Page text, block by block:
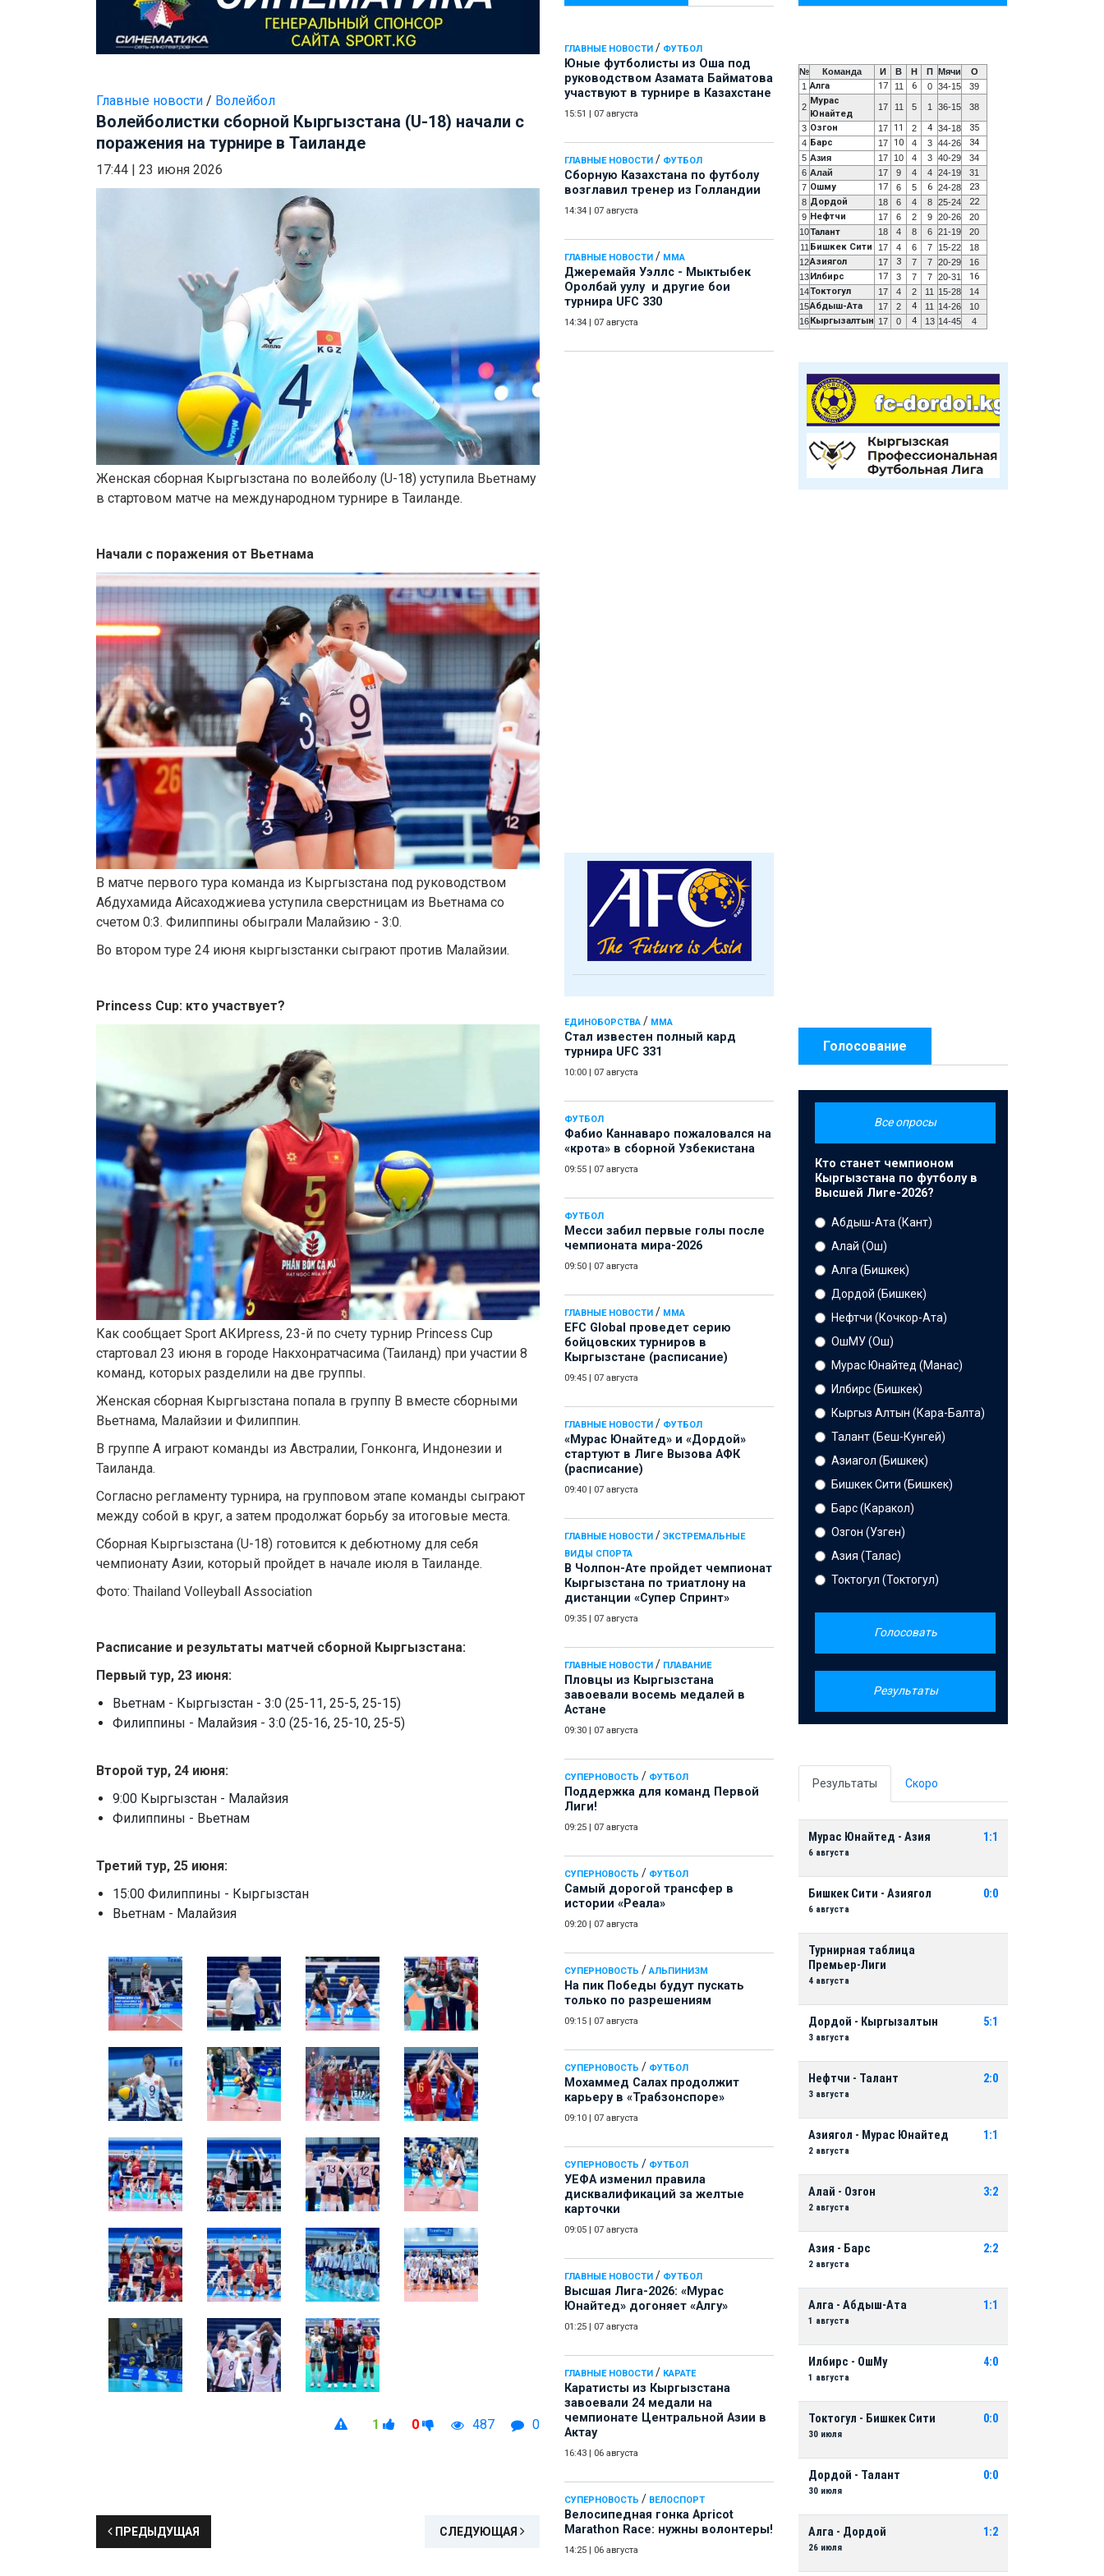
ГЛАВНЫЕ НОВОСТИ / ФУТБОЛ
Юные футболисты из Оша под
руководством Азамата Байматова
участвуют в турнире в Казахстане
15:51 07 августа
ГЛАВНЫЕ НОВОСТИ / ФУТБОЛ
Сборную Казахстана по футболу
возглавил тренер из Голландии
14:34 07 августа
ГЛАВНЫЕ НОВОСТИ / ММА
Джеремайя Уэллс - Мыктыбек
Оролбай уулу и другие бои
турнира UFC 330
14:34 07 августа
ЕДИНОБОРСТВА / ММА
Стал известен полный кард
турнира UFC 331
10:00 07 августа
ФУТБОЛ
Фабио Каннаваро пожаловался на
«крота» в сборной Узбекистана
09:55 07 августа
ФУТБОЛ
Месси забил первые голы после
чемпионата мира-2026
09:50 07 августа
ГЛАВНЫЕ НОВОСТИ / ММА
EFC Global проведет серию
бойцовских турниров в
Кыргызстане (расписание)
09:45 07 августа
ГЛАВНЫЕ НОВОСТИ / ФУТБОЛ
«Мурас Юнайтед» и «Дордой»
стартуют в Лиге Вызова АФК
(расписание)
09:40 07 августа
ГЛАВНЫЕ НОВОСТИ / ЭКСТРЕМАЛЬНЫЕ
ВИДЫ СПОРТА
В Чолпон-Ате пройдет чемпионат
Кыргызстана по триатлону на
дистанции «Супер Спринт»
09:35 07 августа
ГЛАВНЫЕ НОВОСТИ / ПЛАВАНИЕ
Пловцы из Кыргызстана
завоевали восемь медалей в
Астане
09:30 07 августа
СУПЕРНОВОСТЬ / ФУТБОЛ
Поддержка для команд Первой
Лиги!
09:25 07 августа
СУПЕРНОВОСТЬ / ФУТБОЛ
Самый дорогой трансфер в
истории «Реала»
09:20 07 августа
СУПЕРНОВОСТЬ / АЛЬПИНИЗМ
На пик Победы будут пускать
только по разрешениям
09:15 07 августа
СУПЕРНОВОСТЬ / ФУТБОЛ
Мохаммед Салах продолжит
карьеру в «Трабзонспоре»
09:10 07 августа
СУПЕРНОВОСТЬ / ФУТБОЛ
УЕФА изменил правила
дисквалификаций за желтые
карточки
09:05 07 августа
ГЛАВНЫЕ НОВОСТИ / ФУТБОЛ
Высшая Лига-2026: «Мурас
Юнайтед» догоняет «Алгу»
01:25 07 августа
ГЛАВНЫЕ НОВОСТИ / КАРАТЕ
Каратисты из Кыргызстана
завоевали 24 медали на
чемпионате Центральной Азии в
Актау
16:43 06 августа
СУПЕРНОВОСТЬ / ВЕЛОСПОРТ
Велосипедная гонка Apricot
Marathon Race: нужны волонтеры!
14:25 06 августа
Главные новости / Волейбол
Волейболистки сборной Кыргызстана (U-18) начали с
поражения на турнире в Таиланде
17:44 23 июня 2026
Женская сборная Кыргызстана по волейболу (U-18) уступила Вьетнаму
в стартовом матче на международном турнире в Таиланде.
Начали с поражения от Вьетнама
В матче первого тура команда из Кыргызстана под руководством
Абдухамида Айсаходжиева уступила сверстницам из Вьетнама со
счетом 0:3. Филиппины обыграли Малайзию - 3:0.
Во втором туре 24 июня кыргызстанки сыграют против Малайзии.
Princess Cup: кто участвует?
Как сообщает Sport АКИpress, 23-й по счету турнир Princess Cup
стартовал 23 июня в городе Накхонратчасима (Таиланд) при участии 8
команд, которых разделили на две группы.
Женская сборная Кыргызстана попала в группу В вместе сборными
Вьетнама, Малайзии и Филиппин.
В группе А играют команды из Австралии, Гонконга, Индонезии и
Таиланда.
Согласно регламенту турнира, на групповом этапе команды сыграют
между собой в круг, а затем продолжат борьбу за итоговые места.
Сборная Кыргызстана (U-18) готовится к дебютному для себя
чемпионату Азии, который пройдет в начале июля в Таиланде.
Фото: Thailand Volleyball Association
Расписание и результаты матчей сборной Кыргызстана:
Первый тур, 23 июня:
Вьетнам - Кыргызстан - 3:0 (25-11, 25-5, 25-15)
Филиппины - Малайзия - 3:0 (25-16, 25-10, 25-5)
Второй тур, 24 июня:
9:00 Кыргызстан - Малайзия
Филиппины - Вьетнам
Третий тур, 25 июня:
15:00 Филиппины - Кыргызстан
Вьетнам - Малайзия
1 0 487 0
ПРЕДЫДУЩАЯ СЛЕДУЮЩАЯ
№ Команда И В Н П Мячи
О
1 Алга 17 11 6 0 34-15 39
2
Мурас
Юнайтед
17 11 5 1 36-15 38
3 Озгон 17 11 2 4 34-18 35
4 Барс 17 10 4 3 44-26 34
5 Азия 17 10 4 3 40-29
34
6 Алай 17 9 4 4 24-19
31
7 Ошму 17 6 5 6 24-28 23
8 Дордой 18 6 4 8 25-24 22
9 Нефтчи 17 6 2 9 20-26
20
10Талант 18 4 8 6 21-19
20
11 Бишкек Сити 17 4 6 7 15-22
18
12Азиягол 17 3 7 7 20-29
16
13 Илбирс 17 3 7 7 20-31 16
14Токтогул 17 4 2 11 15-28
14
15Абдыш-Ата 17 2 4 11 14-26
10
16 Кыргызалтын 17 0 4 13 14-45 4
Голосование
Все опросы
Кто станет чемпионом
Кыргызстана по футболу в
Высшей Лиге-2026?
Абдыш-Ата (Кант)
Алай (Ош)
Алга (Бишкек)
Дордой (Бишкек)
Нефтчи (Кочкор-Ата)
ОшМУ (Ош)
Мурас Юнайтед (Манас)
Илбирс (Бишкек)
Кыргыз Алтын (Кара-Балта)
Талант (Беш-Кунгей)
Азиагол (Бишкек)
Бишкек Сити (Бишкек)
Барс (Каракол)
Озгон (Узген)
Азия (Талас)
Токтогул (Токтогул)
Голосовать
Результаты
Результаты Скоро
Мурас Юнайтед - Азия
6 августа
1:1
Бишкек Сити - Азиягол
6 августа
0:0
Турнирная таблица
Премьер-Лиги
4 августа
Дордой - Кыргызалтын
3 августа
5:1
Нефтчи - Талант
3 августа
2:0
Азиягол - Мурас Юнайтед
2 августа
1:1
Алай - Озгон
2 августа
3:2
Азия - Барс
2 августа
2:2
Алга - Абдыш-Ата
1 августа
1:1
Илбирс - ОшМу
1 августа
4:0
Токтогул - Бишкек Сити
30 июля
0:0
Дордой - Талант
30 июля
0:0
Алга - Дордой
26 июля
1:2